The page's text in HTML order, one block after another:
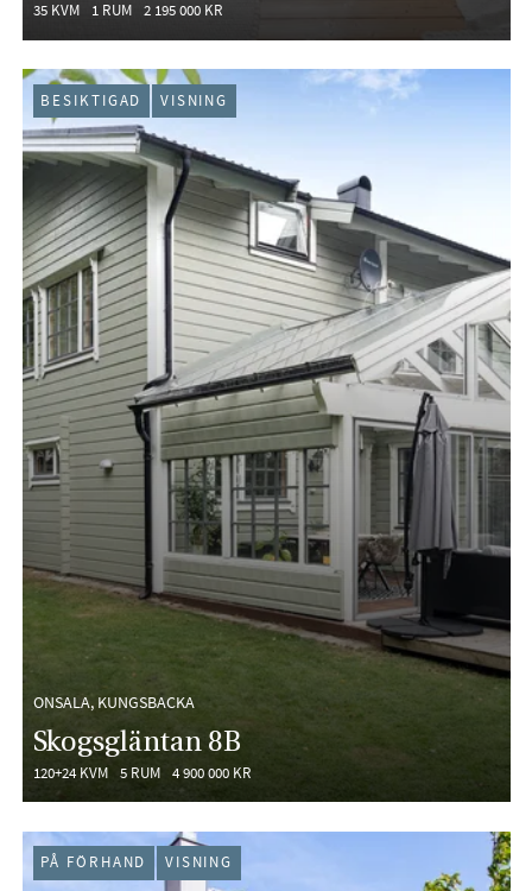
35 KVM 1 RUM 2 195 000 KR
ONSALA, KUNGSBACKA
Skogsgläntan 8B
120+24 KVM 5 RUM 4 900 000 KR
BESIKTIGAD VISNING
PÅ FÖRHAND VISNING